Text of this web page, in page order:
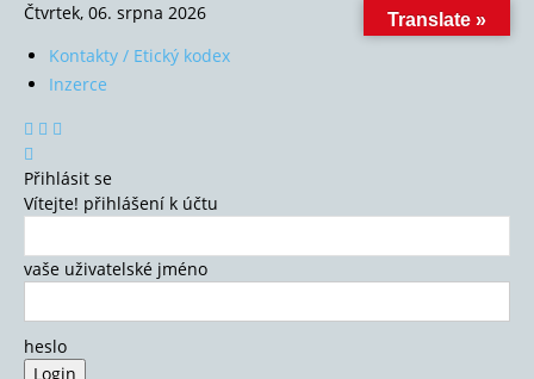
Čtvrtek, 06. srpna 2026
Kontakty / Etický kodex
Inzerce
Přihlásit se
Vítejte! přihlášení k účtu
vaše uživatelské jméno
heslo
Translate »